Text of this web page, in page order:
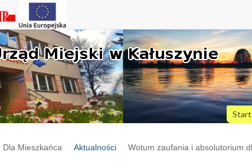
Start
Dla Mieszkańca Aktualności Wotum zaufania i absolutorium